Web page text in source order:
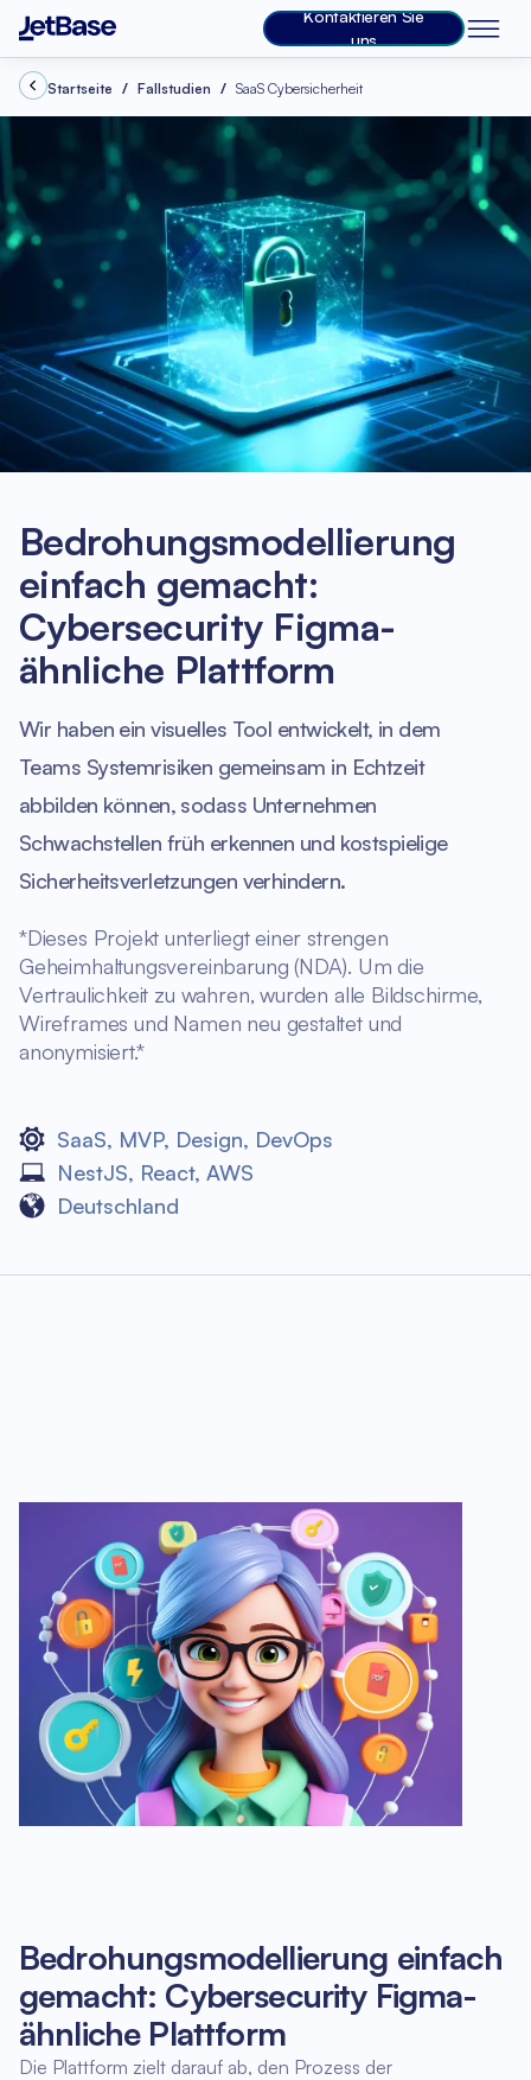
Kontaktieren Sie
uns
Bedrohungsmodellierung
einfach gemacht:
Cybersecurity Figma-
ähnliche Plattform
Wir haben ein visuelles Tool entwickelt, in dem
Teams Systemrisiken gemeinsam in Echtzeit
abbilden können, sodass Unternehmen
Schwachstellen früh erkennen und kostspielige
Sicherheitsverletzungen verhindern.
*Dieses Projekt unterliegt einer strengen
Geheimhaltungsvereinbarung (NDA). Um die
Vertraulichkeit zu wahren, wurden alle Bildschirme,
Wireframes und Namen neu gestaltet und
anonymisiert.*
SaaS, MVP, Design, DevOps
NestJS, React, AWS
Deutschland
Startseite Fallstudien SaaS Cybersicherheit
Bedrohungsmodellierung einfach
gemacht: Cybersecurity Figma-
ähnliche Plattform
Die Plattform zielt darauf ab, den Prozess der